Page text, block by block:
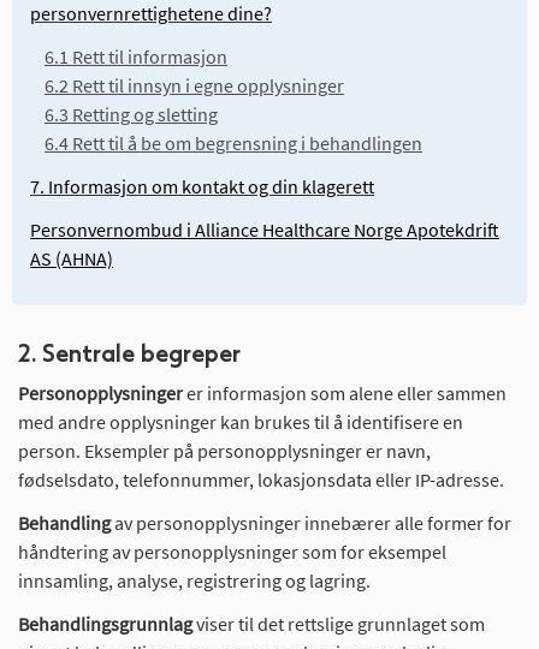
personvernrettighetene dine?
6.1 Rett til informasjon
6.2 Rett til innsyn i egne opplysninger
6.3 Retting og sletting
6.4 Rett til å be om begrensning i behandlingen
7. Informasjon om kontakt og din klagerett
Personvernombud i Alliance Healthcare Norge Apotekdrift
AS (AHNA)
2. Sentrale begreper
Personopplysningerer informasjon som alene eller sammen
med andre opplysninger kan brukes til å identifisere en
person. Eksempler på personopplysninger er navn,
fødselsdato, telefonnummer, lokasjonsdata eller IP-adresse.
Behandlingav personopplysninger innebærer alle former for
håndtering av personopplysninger som for eksempel
innsamling, analyse, registrering og lagring.
Behandlingsgrunnlagviser til det rettslige grunnlaget som